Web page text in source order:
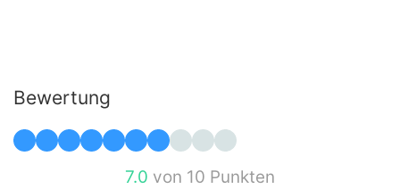
Bewertung
7.0 von 10 Punkten